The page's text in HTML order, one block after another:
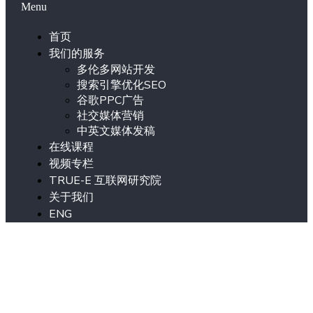
Menu
首页
我们的服务
多伦多网站开发
搜索引擎优化SEO
谷歌PPC广告
社交媒体营销
中英文媒体发稿
在线课程
视频专栏
TRUE-E 互联网研究院
关于我们
ENG